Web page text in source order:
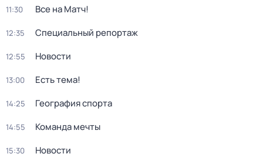
11:30 Все на Матч!
12:35 Специальный репортаж
12:55 Новости
13:00 Есть тема!
14:25 География спорта
14:55 Команда мечты
15:30 Новости